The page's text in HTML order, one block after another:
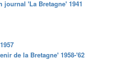
journal 'La Bretagne' 1941
de la Bretagne' 1958-'62